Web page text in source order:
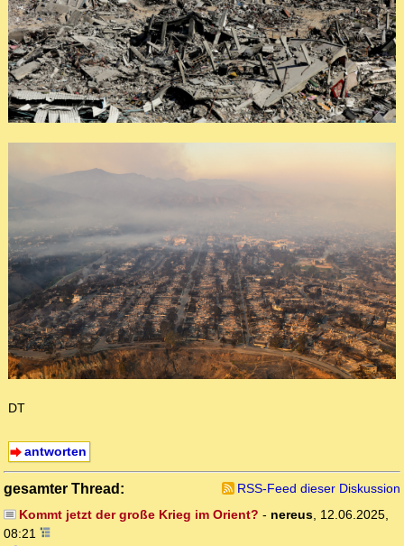
DT
antworten
gesamter Thread:
RSS-Feed dieser Diskussion
Kommt jetzt der große Krieg im Orient? - nereus, 12.06.2025,
08:21